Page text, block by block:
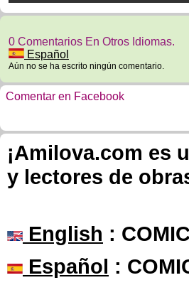
0 Comentarios En Otros Idiomas.
Español
Aún no se ha escrito ningún comentario.
Comentar en Facebook
¡Amilova.com es
y lectores de
English :
Español :